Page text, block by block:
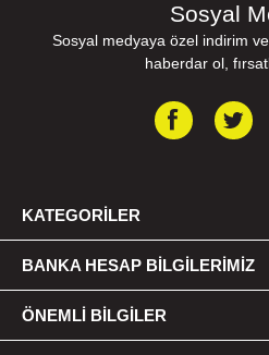
Sosyal
Sosyal medyaya özel indirim
haberdar ol,
KATEGORILER
BANKA HESAP BILGILERIMIZ
ÖNEMLI BILGILER